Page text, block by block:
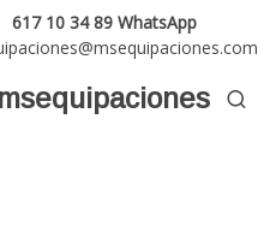
617 10 34 89 WhatsApp
msequipaciones